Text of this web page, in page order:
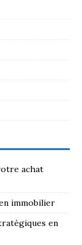
achat
immobilier
en